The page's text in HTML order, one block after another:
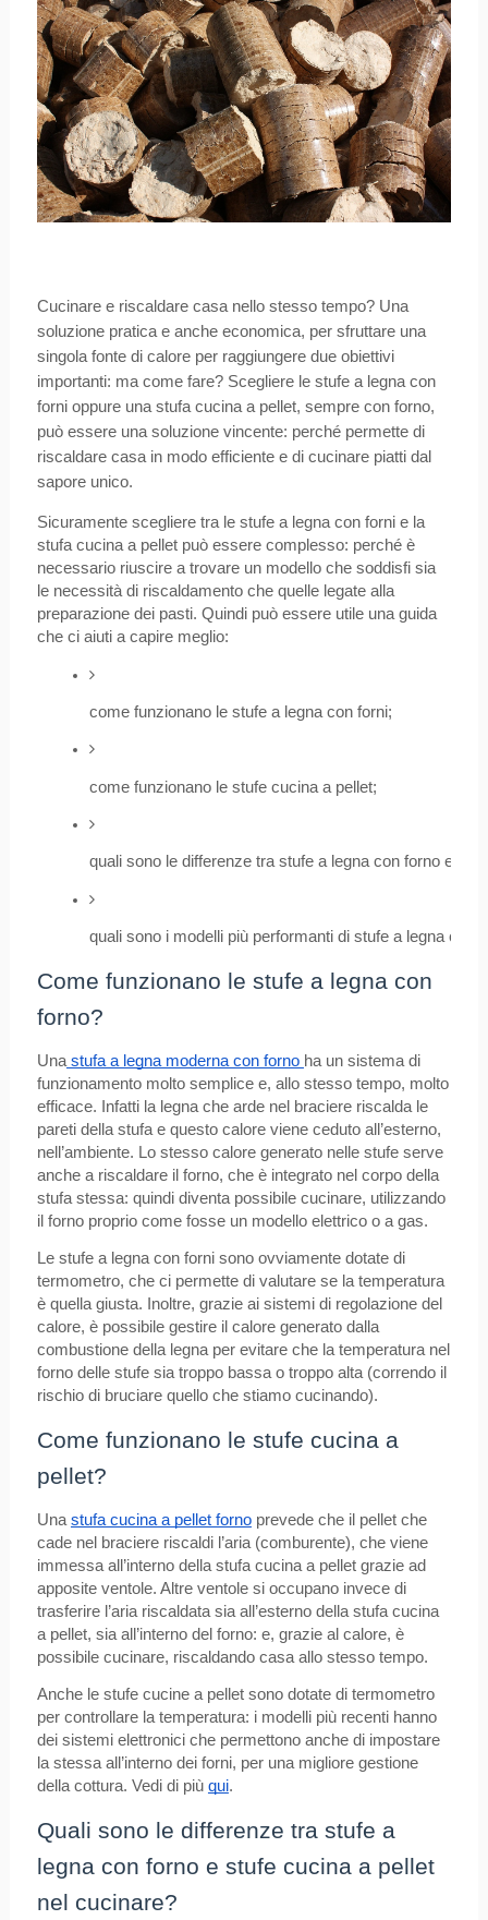
Cucinare e riscaldare casa nello stesso tempo? Una
soluzione pratica e anche economica, per sfruttare una
singola fonte di calore per raggiungere due obiettivi
importanti: ma come fare? Scegliere le stufe a legna con
forni oppure una stufa cucina a pellet, sempre con forno,
può essere una soluzione vincente: perché permette di
riscaldare casa in modo efficiente e di cucinare piatti dal
sapore unico.
Sicuramente scegliere tra le stufe a legna con forni e la
stufa cucina a pellet può essere complesso: perché è
necessario riuscire a trovare un modello che soddisfi sia
le necessità di riscaldamento che quelle legate alla
preparazione dei pasti. Quindi può essere utile una guida
che ci aiuti a capire meglio:
come funzionano le stufe a legna con forni;
come funzionano le stufe cucina a pellet;
quali sono le differenze tra stufe a legna con forno e
quali sono i modelli più performanti di stufe a legna con
Come funzionano le stufe a legna con
forno?
Unastufa a legna moderna con forno ha un sistema di
funzionamento molto semplice e, allo stesso tempo, molto
efficace. Infatti la legna che arde nel braciere riscalda le
pareti della stufa e questo calore viene ceduto all’esterno,
nell’ambiente. Lo stesso calore generato nelle stufe serve
anche a riscaldare il forno, che è integrato nel corpo della
stufa stessa: quindi diventa possibile cucinare, utilizzando
il forno proprio come fosse un modello elettrico o a gas.
Le stufe a legna con forni sono ovviamente dotate di
termometro, che ci permette di valutare se la temperatura
è quella giusta. Inoltre, grazie ai sistemi di regolazione del
calore, è possibile gestire il calore generato dalla
combustione della legna per evitare che la temperatura nel
forno delle stufe sia troppo bassa o troppo alta (correndo il
rischio di bruciare quello che stiamo cucinando).
Come funzionano le stufe cucina a
pellet?
Una stufa cucina a pellet fornoprevede che il pellet che
cade nel braciere riscaldi l’aria (comburente), che viene
immessa all’interno della stufa cucina a pellet grazie ad
apposite ventole. Altre ventole si occupano invece di
trasferire l’aria riscaldata sia all’esterno della stufa cucina
a pellet, sia all’interno del forno: e, grazie al calore, è
possibile cucinare, riscaldando casa allo stesso tempo.
Anche le stufe cucine a pellet sono dotate di termometro
per controllare la temperatura: i modelli più recenti hanno
dei sistemi elettronici che permettono anche di impostare
la stessa all’interno dei forni, per una migliore gestione
della cottura. Vedi di più qui.
Quali sono le differenze tra stufe a
legna con forno e stufe cucina a pellet
nel cucinare?